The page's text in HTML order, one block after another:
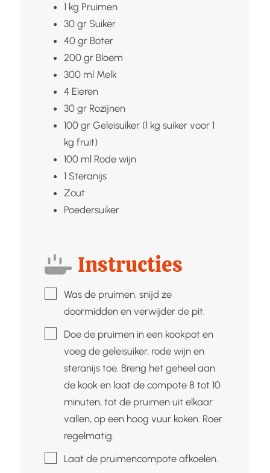
1 kg Pruimen
30 gr Suiker
40 gr Boter
200 gr Bloem
300 ml Melk
4 Eieren
30 gr Rozijnen
100 gr Geleisuiker (1 kg suiker voor 1
kg fruit)
100 ml Rode wijn
1 Steranijs
Zout
Poedersuiker
Instructies
▢Was de pruimen, snijd ze
doormidden en verwijder de pit.
▢Doe de pruimen in een kookpot en
voeg de geleisuiker, rode wijn en
steranijs toe. Breng het geheel aan
de kook en laat de compote 8 tot 10
minuten, tot de pruimen uit elkaar
vallen, op een hoog vuur koken. Roer
regelmatig.
▢Laat de pruimencompote afkoelen.